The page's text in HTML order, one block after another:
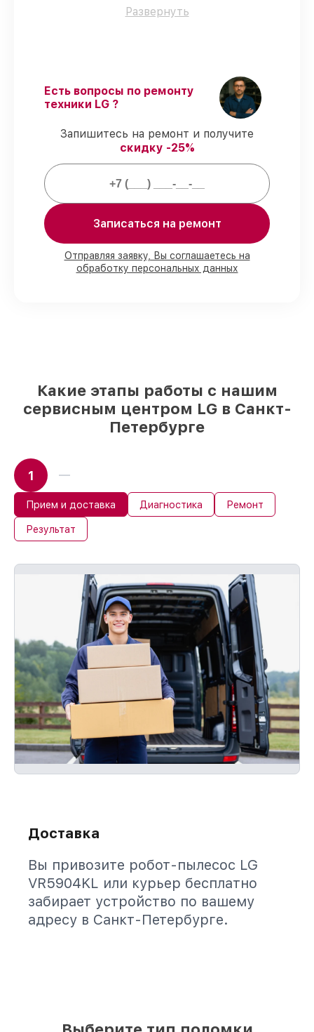
Использование оригинальных
специалисты с опытом и сертификацией.
Выполнение работ вовремя
–
гарантируем завершение работ без
Подтвержденная гарантия– все
работы по сервису проводятся с
официальной гарантией.
Мы гарантируем:
80%работ с возможностью наблюдения
90%комплектующих для роботов-
пылесосов на складе или быстро
Развернуть
Есть вопросы по ремонту
техники LG ?
Запишитесь на ремонт и получите
скидку -25%
Записаться на ремонт
Отправляя заявку, Вы соглашаетесь на
обработку персональных данных
Какие этапы работы с нашим
сервисным центром LG в Санкт-
Петербурге
1
Прием и доставка Диагностика Ремонт
Результат
Доставка
Вы привозите робот-пылесос LG
VR5904KL или курьер бесплатно
забирает устройство по вашему
адресу в Санкт-Петербурге.